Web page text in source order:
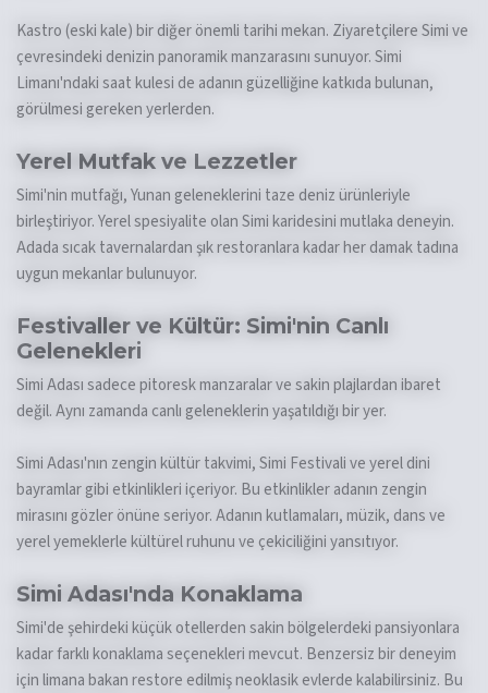
Kastro (eski kale) bir diğer önemli tarihi mekan. Ziyaretçilere Simi ve
çevresindeki denizin panoramik manzarasını sunuyor. Simi
Limanı'ndaki saat kulesi de adanın güzelliğine katkıda bulunan,
görülmesi gereken yerlerden.
Yerel Mutfak ve Lezzetler
Simi'nin mutfağı, Yunan geleneklerini taze deniz ürünleriyle
birleştiriyor. Yerel spesiyalite olan Simi karidesini mutlaka deneyin.
Adada sıcak tavernalardan şık restoranlara kadar her damak tadına
uygun mekanlar bulunuyor.
Festivaller ve Kültür: Simi'nin Canlı
Gelenekleri
Simi Adası sadece pitoresk manzaralar ve sakin plajlardan ibaret
değil. Aynı zamanda canlı geleneklerin yaşatıldığı bir yer.
Simi Adası'nın zengin kültür takvimi, Simi Festivali ve yerel dini
bayramlar gibi etkinlikleri içeriyor. Bu etkinlikler adanın zengin
mirasını gözler önüne seriyor. Adanın kutlamaları, müzik, dans ve
yerel yemeklerle kültürel ruhunu ve çekiciliğini yansıtıyor.
Simi Adası'nda Konaklama
Simi'de şehirdeki küçük otellerden sakin bölgelerdeki pansiyonlara
kadar farklı konaklama seçenekleri mevcut. Benzersiz bir deneyim
için limana bakan restore edilmiş neoklasik evlerde kalabilirsiniz. Bu